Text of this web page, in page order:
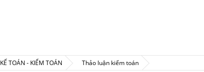
KẾ TOÁN - KIỂM TOÁN Thảo luận kiểm toán